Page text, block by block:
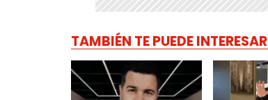
TAMBIÉN TE PUEDE INTERESAR